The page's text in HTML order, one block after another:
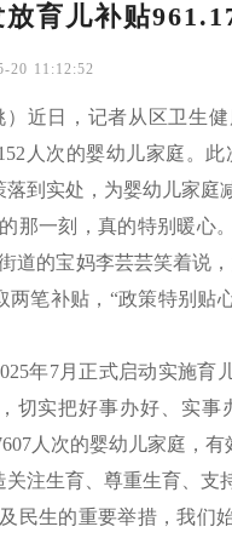
育儿补贴
20 11:12:52
近日，记者从区卫生健
人次的婴幼儿家庭。
到实处，为婴幼儿家庭
那一刻，真的特别暖心
道的宝妈李芸芸笑着说
两笔补贴，“政策特别贴
年7月正式启动实施育
切实把好事办好、实
人次的婴幼儿家庭，
注生育、尊重生育、支
民生的重要举措，我们